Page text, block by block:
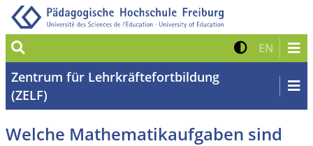
Suche Kontrast
EN Zur
Zentrum für Lehrkräftefortbildung
(ZELF)
Welche Mathematikaufgaben sind